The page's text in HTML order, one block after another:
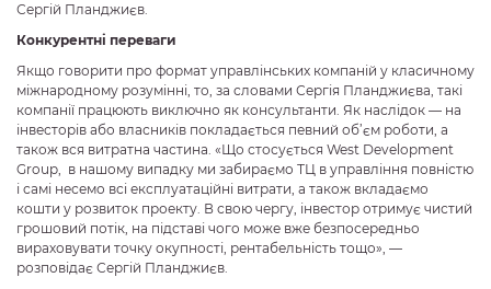
Сергій Планджиєв.
Конкурентні переваги
Якщо говорити про формат управлінських компаній у класичному
міжнародному розумінні, то, за словами Сергія Планджиєва, такі
компанії працюють виключно як консультанти. Як наслідок — на
інвесторів або власників покладається певний об’єм роботи, а
також вся витратна частина. «Що стосується West Development
Group, в нашому випадку ми забираємо ТЦ в управління повністю
і самі несемо всі експлуатаційні витрати, а також вкладаємо
кошти у розвиток проекту. В свою чергу, інвестор отримує чистий
грошовий потік, на підставі чого може вже безпосередньо
вираховувати точку окупності, рентабельність тощо», —
розповідає Сергій Планджиєв.